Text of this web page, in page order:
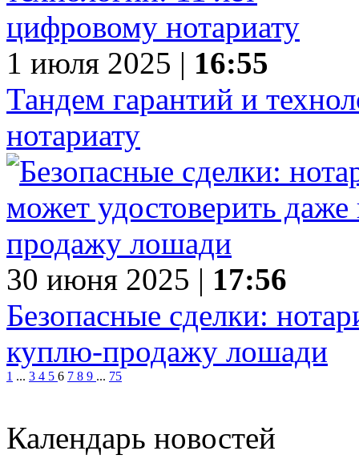
1 июля 2025 | 16:55
Тандем гарантий и
нотариату
30 июня 2025 | 17:56
Безопасные сделки:
куплю-продажу лошади
1 ... 3 4 5 6 7 8 9 ... 75
Календарь новостей